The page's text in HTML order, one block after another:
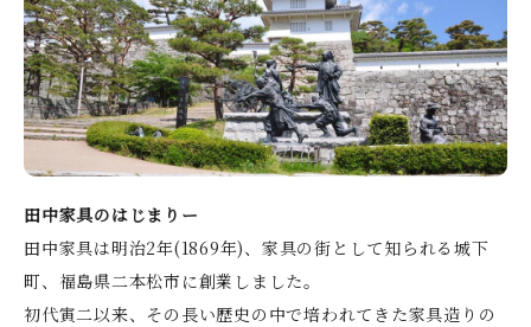
田中家具のはじまりー
田中家具は明治2年(1869年)、家具の街として知られる城下
町、福島県二本松市に創業しました。
初代寅二以来、その長い歴史の中で培われてきた家具造りの